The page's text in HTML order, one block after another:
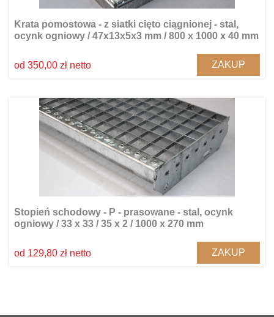
Krata pomostowa - z siatki cięto ciągnionej - stal,
ocynk ogniowy / 47x13x5x3 mm / 800 x 1000 x 40 mm
od 350,00 zł netto ZAKUP
Stopień schodowy - P - prasowane - stal, ocynk
ogniowy / 33 x 33 / 35 x 2 / 1000 x 270 mm
od 129,80 zł netto ZAKUP